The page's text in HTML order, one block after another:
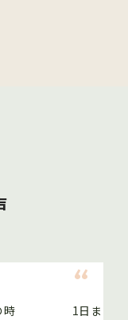
時
“
1日まる